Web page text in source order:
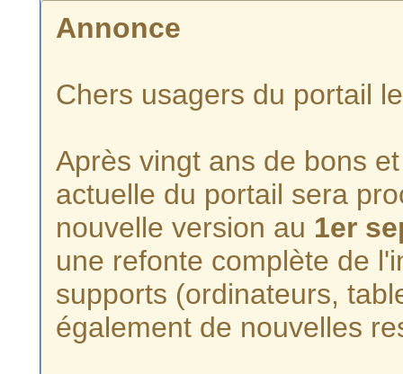
Annonce
Chers usagers du portail
Après vingt ans de bons
actuelle du portail sera
nouvelle version au 1er
une refonte complète de
supports (ordinateurs,
également de nouvelles